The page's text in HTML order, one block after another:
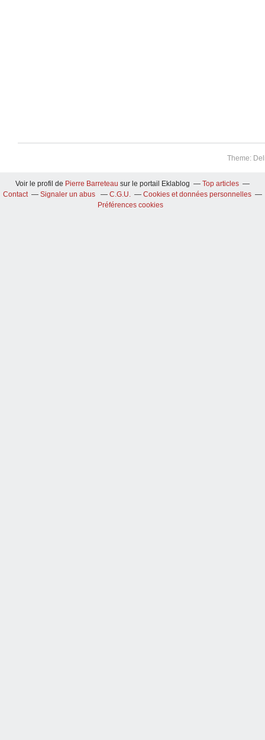
Theme:
Voir le profil de Pierre Barreteau sur le portail Eklablog
Top articles
Contact
Signaler un abus C.G.U.
Cookies et données personnelles
Préférences cookies